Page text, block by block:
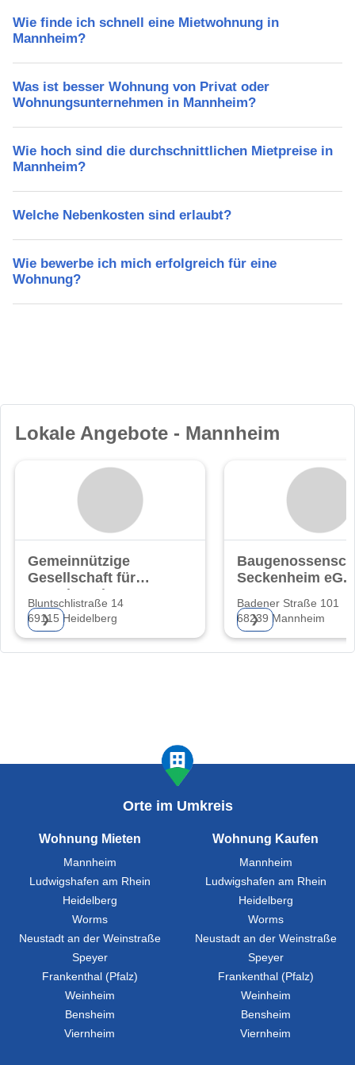
Wie finde ich schnell eine Mietwohnung in
Mannheim?
Was ist besser Wohnung von Privat oder
Wohnungsunternehmen in Mannheim?
Wie hoch sind die durchschnittlichen Mietpreise in
Mannheim?
Welche Nebenkosten sind erlaubt?
Wie bewerbe ich mich erfolgreich für eine
Wohnung?
Lokale Angebote - Mannheim
Gemeinnützige
Gesellschaft für
Grund- und
Bluntschlistraße 14
69115 Heidelberg
❯
Seckenheim eG.
Badener Straße 101
68239 Mannheim
❯
Orte im Umkreis
Wohnung Mieten
Mannheim
Ludwigshafen am Rhein
Heidelberg
Worms
Neustadt an der Weinstraße
Speyer
Frankenthal (Pfalz)
Weinheim
Bensheim
Viernheim
Wohnung Kaufen
Mannheim
Ludwigshafen am Rhein
Heidelberg
Worms
Neustadt an der Weinstraße
Speyer
Frankenthal (Pfalz)
Weinheim
Bensheim
Viernheim